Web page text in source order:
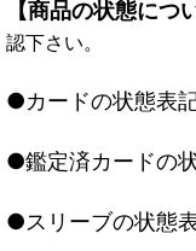
【商品の状態につ
認下さい。
●カードの状態表
●鑑定済カードの
●スリーブの状態